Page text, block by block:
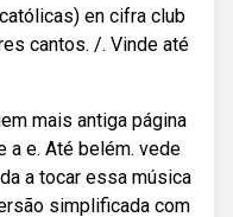
en cifra club
cantos. /. Vinde até
mais antiga página
a e. Até belém. vede
a tocar essa música
simplificada com